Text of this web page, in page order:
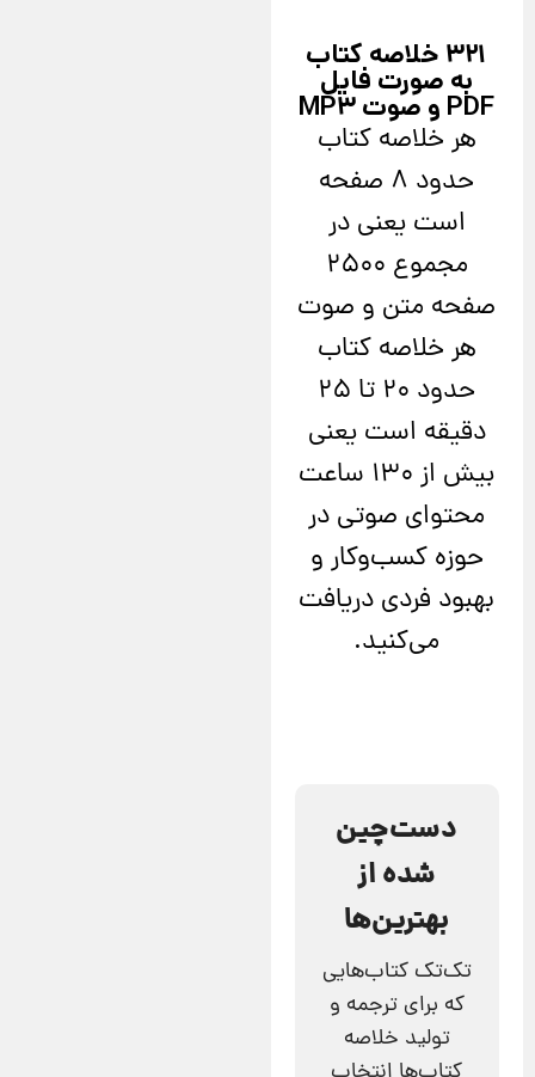
321 خلاصه کتاب
به صورت فایل
PDF و صوت MP3
هر خلاصه کتاب
حدود 8 صفحه
است یعنی در
مجموع 2500
صفحه متن و صوت
هر خلاصه کتاب
حدود 20 تا 25
دقیقه است یعنی
بیش از 130 ساعت
محتوای صوتی در
حوزه کسب‌وکار و
بهبود فردی دریافت
می‌کنید.
دست‌چین
شده از
بهترین‌ها
تک‌تک کتاب‌هایی
که برای ترجمه و
تولید خلاصه